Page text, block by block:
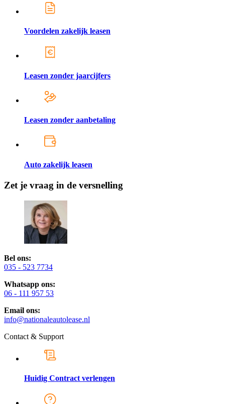
Voordelen zakelijk leasen
Leasen zonder jaarcijfers
Leasen zonder aanbetaling
Auto zakelijk leasen
Zet je vraag in de versnelling
Bel ons:
035 - 523 7734
Whatsapp ons:
06 - 111 957 53
Email ons:
info@nationaleautolease.nl
Contact & Support
Huidig Contract verlengen